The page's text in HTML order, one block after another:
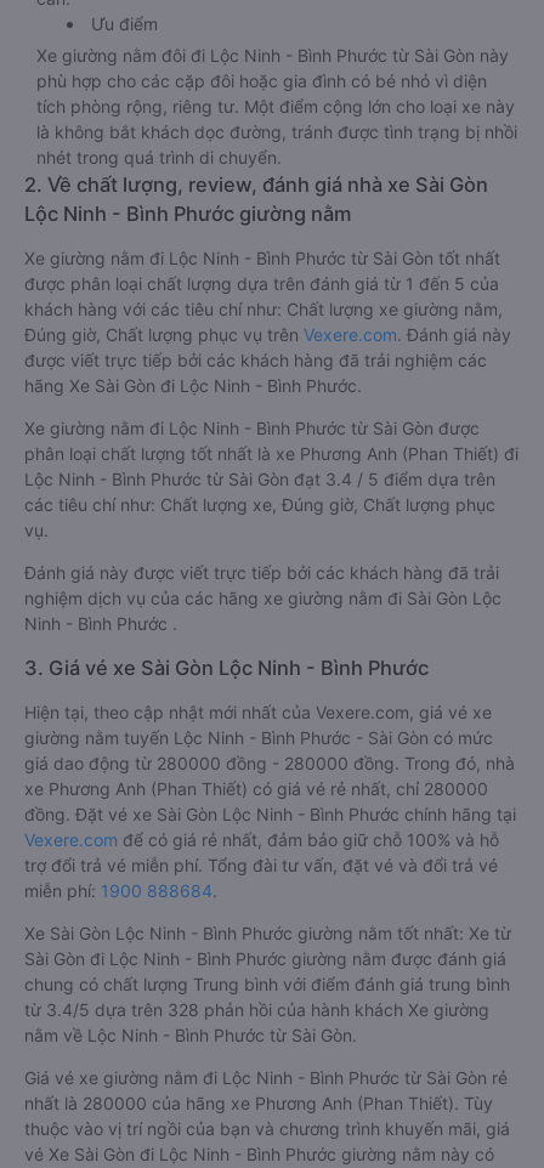
Ưu điểm
Xe giường nằm đôi đi Lộc Ninh - Bình Phước từ Sài Gòn này
phù hợp cho các cặp đôi hoặc gia đình có bé nhỏ vì diện
tích phòng rộng, riêng tư. Một điểm cộng lớn cho loại xe này
là không bắt khách dọc đường, tránh được tình trạng bị nhồi
nhét trong quá trình di chuyển.
2. Về chất lượng, review, đánh giá nhà xe Sài Gòn
Lộc Ninh - Bình Phước giường nằm
Xe giường nằm đi Lộc Ninh - Bình Phước từ Sài Gòn tốt nhất
được phân loại chất lượng dựa trên đánh giá từ 1 đến 5 của
khách hàng với các tiêu chí như: Chất lượng xe giường nằm,
Đúng giờ, Chất lượng phục vụ trên Vexere.com. Đánh giá này
được viết trực tiếp bởi các khách hàng đã trải nghiệm các
hãng Xe Sài Gòn đi Lộc Ninh - Bình Phước.
Xe giường nằm đi Lộc Ninh - Bình Phước từ Sài Gòn được
phân loại chất lượng tốt nhất là xe Phương Anh (Phan Thiết) đi
Lộc Ninh - Bình Phước từ Sài Gòn đạt 3.4 / 5 điểm dựa trên
các tiêu chí như: Chất lượng xe, Đúng giờ, Chất lượng phục
vụ.
Đánh giá này được viết trực tiếp bởi các khách hàng đã trải
nghiệm dịch vụ của các hãng xe giường nằm đi Sài Gòn Lộc
Ninh - Bình Phước .
3. Giá vé xe Sài Gòn Lộc Ninh - Bình Phước
Hiện tại, theo cập nhật mới nhất của Vexere.com, giá vé xe
giường nằm tuyến Lộc Ninh - Bình Phước - Sài Gòn có mức
giá dao động từ 280000 đồng - 280000 đồng. Trong đó, nhà
xe Phương Anh (Phan Thiết) có giá vé rẻ nhất, chỉ 280000
đồng. Đặt vé xe Sài Gòn Lộc Ninh - Bình Phước chính hãng tại
Vexere.com để có giá rẻ nhất, đảm bảo giữ chỗ 100% và hỗ
trợ đổi trả vé miễn phí. Tổng đài tư vấn, đặt vé và đổi trả vé
miễn phí: 1900 888684.
Xe Sài Gòn Lộc Ninh - Bình Phước giường nằm tốt nhất: Xe từ
Sài Gòn đi Lộc Ninh - Bình Phước giường nằm được đánh giá
chung có chất lượng Trung bình với điểm đánh giá trung bình
từ 3.4/5 dựa trên 328 phản hồi của hành khách Xe giường
nằm về Lộc Ninh - Bình Phước từ Sài Gòn.
Giá vé xe giường nằm đi Lộc Ninh - Bình Phước từ Sài Gòn rẻ
nhất là 280000 của hãng xe Phương Anh (Phan Thiết). Tùy
thuộc vào vị trí ngồi của bạn và chương trình khuyến mãi, giá
vé Xe Sài Gòn đi Lộc Ninh - Bình Phước giường nằm này có